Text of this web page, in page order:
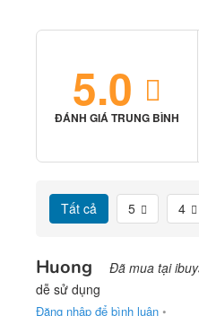
5.0
ĐÁNH GIÁ TRUNG BÌNH
Tất cả 5 4
Huong Đã mua tại
dễ sử dụng
Đăng nhập để bình luận •